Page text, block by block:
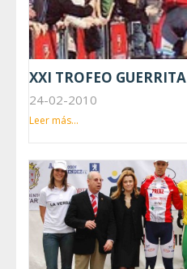
XXI TROFEO GUERRITA
24-02-2010
Leer más...